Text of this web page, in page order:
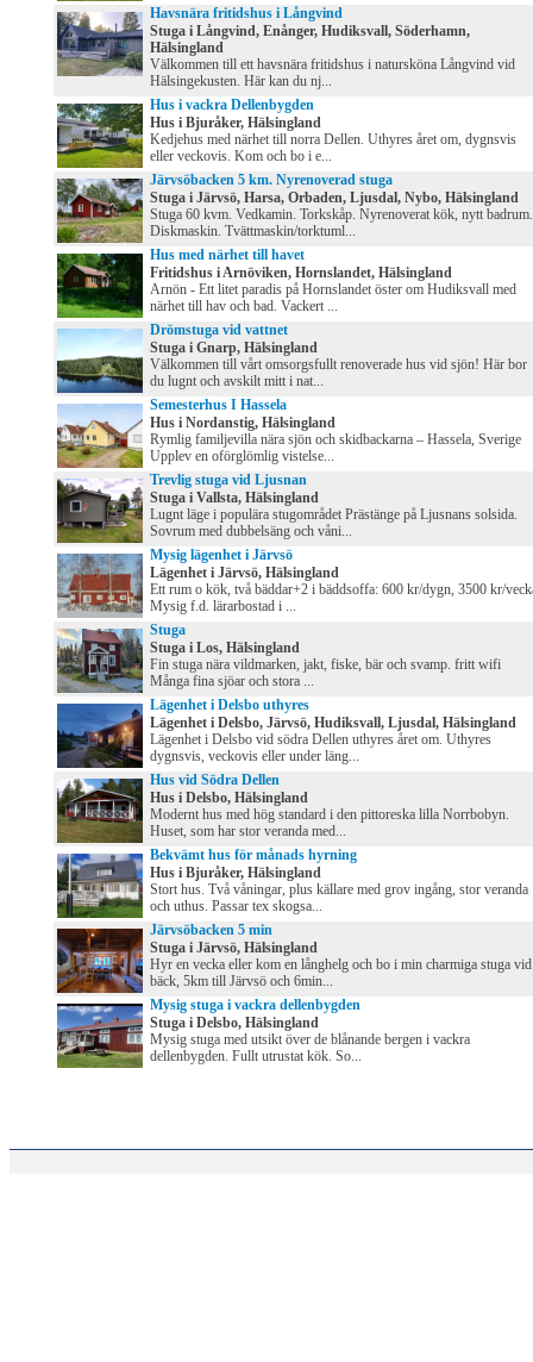
Havsnära fritidshus i Långvind
Stuga i Långvind, Enånger, Hudiksvall, Söderhamn,
Hälsingland
Välkommen till ett havsnära fritidshus i natursköna Långvind vid
Hälsingekusten. Här kan du nj...
Hus i vackra Dellenbygden
Hus i Bjuråker, Hälsingland
Kedjehus med närhet till norra Dellen. Uthyres året om, dygnsvis
eller veckovis. Kom och bo i e...
Järvsöbacken 5 km. Nyrenoverad stuga
Stuga i Järvsö, Harsa, Orbaden, Ljusdal, Nybo, Hälsingland
Stuga 60 kvm. Vedkamin. Torkskåp. Nyrenoverat kök, nytt badrum.
Diskmaskin. Tvättmaskin/torktuml...
Hus med närhet till havet
Fritidshus i Arnöviken, Hornslandet, Hälsingland
Arnön - Ett litet paradis på Hornslandet öster om Hudiksvall med
närhet till hav och bad. Vackert ...
Drömstuga vid vattnet
Stuga i Gnarp, Hälsingland
Välkommen till vårt omsorgsfullt renoverade hus vid sjön! Här bor
du lugnt och avskilt mitt i nat...
Semesterhus I Hassela
Hus i Nordanstig, Hälsingland
Rymlig familjevilla nära sjön och skidbackarna – Hassela, Sverige
Upplev en oförglömlig vistelse...
Trevlig stuga vid Ljusnan
Stuga i Vallsta, Hälsingland
Lugnt läge i populära stugområdet Prästänge på Ljusnans solsida.
Sovrum med dubbelsäng och våni...
Mysig lägenhet i Järvsö
Lägenhet i Järvsö, Hälsingland
Ett rum o kök, två bäddar+2 i bäddsoffa: 600 kr/dygn, 3500 kr/
Mysig f.d. lärarbostad i ...
Stuga
Stuga i Los, Hälsingland
Fin stuga nära vildmarken, jakt, fiske, bär och svamp. fritt wifi
Många fina sjöar och stora ...
Lägenhet i Delsbo uthyres
Lägenhet i Delsbo, Järvsö, Hudiksvall, Ljusdal, Hälsingland
Lägenhet i Delsbo vid södra Dellen uthyres året om. Uthyres
dygnsvis, veckovis eller under läng...
Hus vid Södra Dellen
Hus i Delsbo, Hälsingland
Modernt hus med hög standard i den pittoreska lilla Norrbobyn.
Huset, som har stor veranda med...
Bekvämt hus för månads hyrning
Hus i Bjuråker, Hälsingland
Stort hus. Två våningar, plus källare med grov ingång, stor veranda
och uthus. Passar tex skogsa...
Järvsöbacken 5 min
Stuga i Järvsö, Hälsingland
Hyr en vecka eller kom en långhelg och bo i min charmiga stuga vid
bäck, 5km till Järvsö och 6min...
Mysig stuga i vackra dellenbygden
Stuga i Delsbo, Hälsingland
Mysig stuga med utsikt över de blånande bergen i vackra
dellenbygden. Fullt utrustat kök. So...